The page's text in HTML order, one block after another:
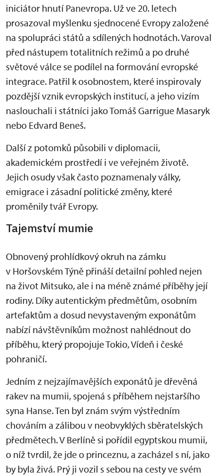
iniciátor hnutí Panevropa. Už ve 20. letech
prosazoval myšlenku sjednocené Evropy založené
na spolupráci států a sdílených hodnotách. Varoval
před nástupem totalitních režimů a po druhé
světové válce se podílel na formování evropské
integrace. Patřil k osobnostem, které inspirovaly
pozdější vznik evropských institucí, a jeho vizím
naslouchali i státníci jako Tomáš Garrigue Masaryk
nebo Edvard Beneš.
Další z potomků působili v diplomacii,
akademickém prostředí i ve veřejném životě.
Jejich osudy však často poznamenaly války,
emigrace i zásadní politické změny, které
proměnily tvář Evropy.
Tajemství mumie
Obnovený prohlídkový okruh na zámku
v Horšovském Týně přináší detailní pohled nejen
na život Mitsuko, ale i na méně známé příběhy její
rodiny. Díky autentickým předmětům, osobním
artefaktům a dosud nevystaveným exponátům
nabízí návštěvníkům možnost nahlédnout do
příběhu, který propojuje Tokio, Vídeň i české
pohraničí.
Jedním z nejzajímavějších exponátů je dřevěná
rakev na mumii, spojená s příběhem nejstaršího
syna Hanse. Ten byl znám svým výstředním
chováním a zálibou v neobvyklých sběratelských
předmětech. V Berlíně si pořídil egyptskou mumii,
o níž tvrdil, že jde o princeznu, a zacházel s ní, jako
by byla živá. Prý ji vozil s sebou na cesty ve svém